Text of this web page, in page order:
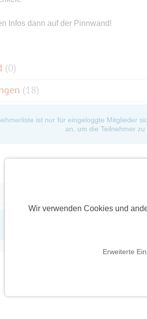
Wir verwenden Cookies und
Erweiterte
Infos dann auf der Pinnwand!
(0)
(18)
ist nur für eingeloggte Mitglieder
an, um die Teilnehmer zu
Die